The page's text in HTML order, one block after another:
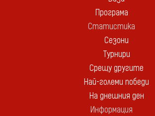
Програма
Статистика
Сезони
Турнири
Срещу другите
Най-големи победи
На днешния ден
Информация